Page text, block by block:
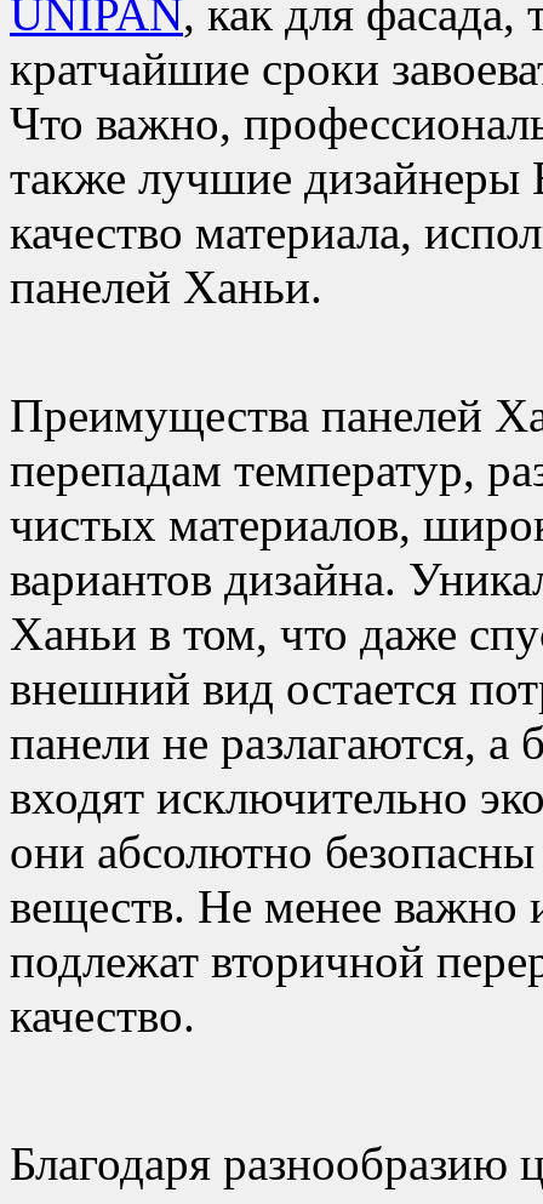
UNIPAN, как для фасада,
кратчайшие сроки
Что важно,
также лучшие
качество материала,
панелей Ханьи.
Преимущества панелей
перепадам температур,
чистых материалов,
вариантов дизайна.
Ханьи в том, что даже
внешний вид остается
панели не разлагаются, а
входят исключительно
они абсолютно
веществ. Не менее важно
подлежат вторичной
качество.
Благодаря разнообразию